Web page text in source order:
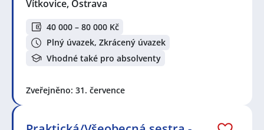
Vítkovice, Ostrava
40 000 – 80 000 Kč
Plný úvazek, Zkrácený úvazek
Vhodné také pro absolventy
Zveřejněno: 31. července